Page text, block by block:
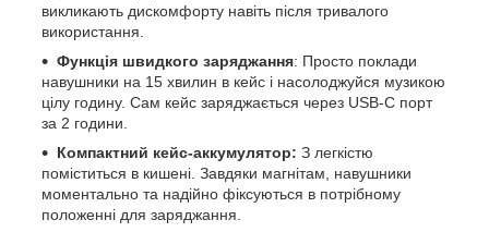
викликають дискомфорту навіть після тривалого
використання.
Функція швидкого заряджання: Просто поклади
навушники на 15 хвилин в кейс і насолоджуйся музикою
цілу годину. Сам кейс заряджається через USB-C порт
за 2 години.
Компактний кейс-аккумулятор: З легкістю
поміститься в кишені. Завдяки магнітам, навушники
моментально та надійно фіксуються в потрібному
положенні для заряджання.